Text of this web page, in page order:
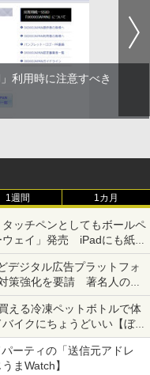
利用時に注意すべき
1週間 1カ月
ッチペンとしてもボールペ
ェイ」発売 iPadにも紙に
デジタル広告プラットフォ
策強化を要請 著名人の写
策として
える冷凍ペットボトルで体
イクにちょうどいい【ぼっ
間でなにしてる？】
ーティの「送信元アドレ
まWatch】